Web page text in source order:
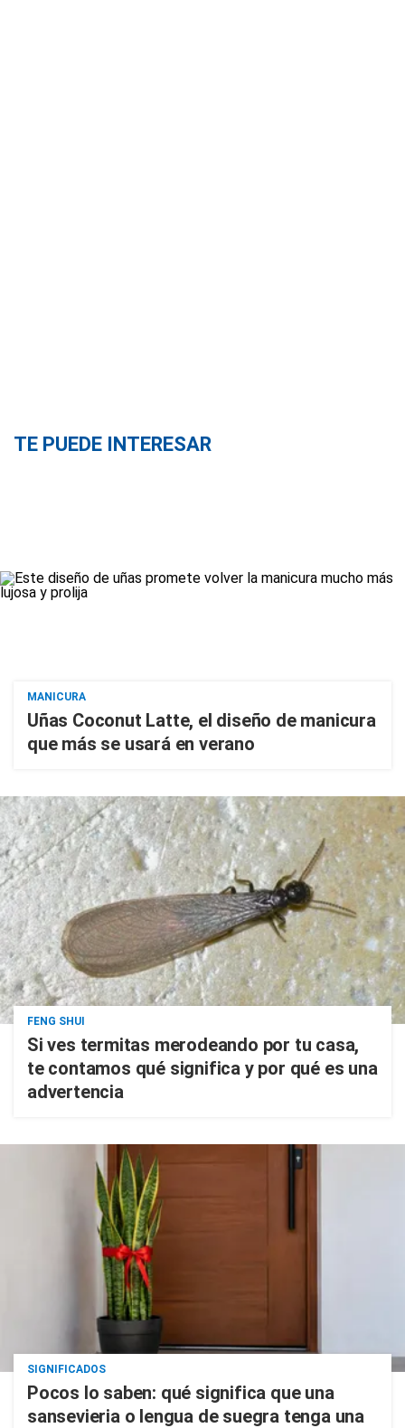
TE PUEDE INTERESAR
MANICURA
Uñas Coconut Latte, el diseño de manicura
que más se usará en verano
FENG SHUI
Si ves termitas merodeando por tu casa,
te contamos qué significa y por qué es una
advertencia
SIGNIFICADOS
Pocos lo saben: qué significa que una
sansevieria o lengua de suegra tenga una